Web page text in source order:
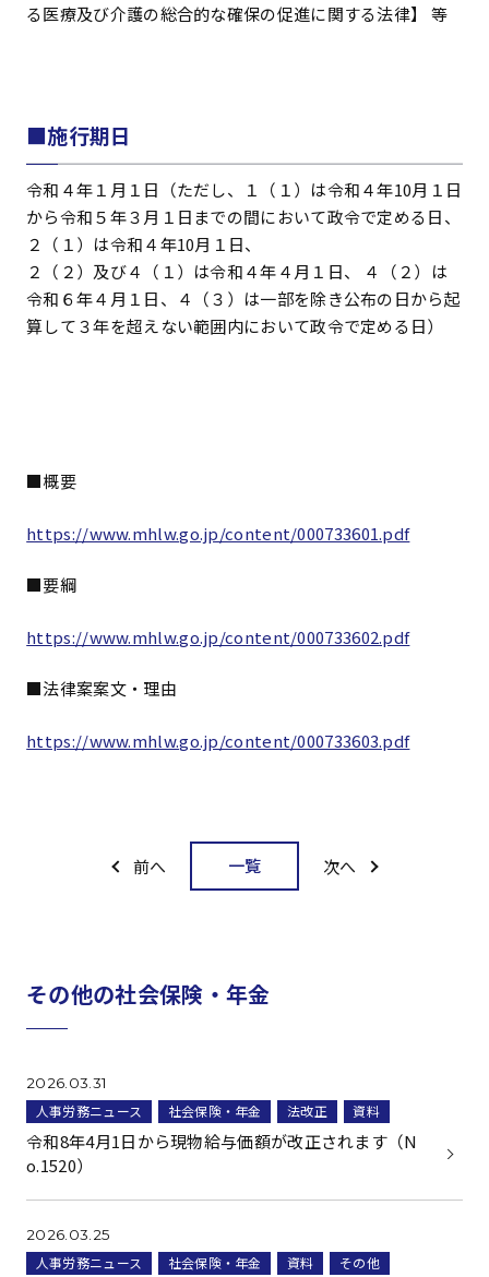
る医療及び介護の総合的な確保の促進に関する法律】 等
■施行期日
令和４年１月１日（ただし、１（１）は令和４年10月１日
から令和５年３月１日までの間において政令で定める日、
２（１）は令和４年10月１日、
２（２）及び４（１）は令和４年４月１日、 ４（２）は
令和６年４月１日、４（３）は一部を除き公布の日から起
算して３年を超えない範囲内において政令で定める日）
■概要
https://www.mhlw.go.jp/content/000733601.pdf
■要綱
https://www.mhlw.go.jp/content/000733602.pdf
■法律案案文・理由
https://www.mhlw.go.jp/content/000733603.pdf
前へ 一覧 次へ
その他の社会保険・年金
2026.03.31
人事労務ニュース 社会保険・年金 法改正 資料
令和8年4月1日から現物給与価額が改正されます（N
o.1520）
2026.03.25
人事労務ニュース 社会保険・年金 資料 その他